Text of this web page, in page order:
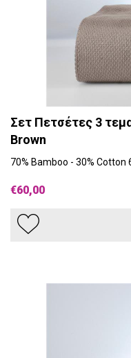
Σετ Πετσέτες 3
Brown
70% Bamboo - 30% Cotton
€60,00